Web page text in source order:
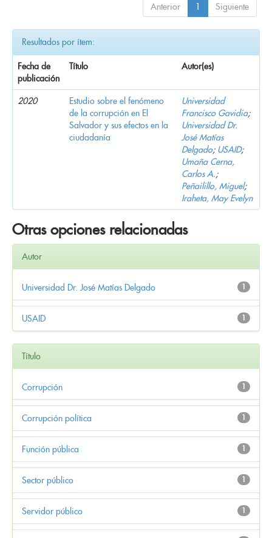
Anterior 1 Siguiente
Resultados por ítem:
Fecha de
publicación
Título Autor(es)
2020
Estudio sobre el fenómeno
de la corrupción en El
Salvador y sus efectos en la
ciudadanía
Universidad
Francisco Gavidia;
Universidad Dr.
José Matías
Delgado; USAID;
Umaña Cerna,
Carlos A.;
Peñailillo, Miguel;
Iraheta, May Evelyn
Otras opciones relacionadas
Autor
1
Universidad Dr. José Matías Delgado
1
USAID
Título
1
Corrupción
1
Corrupción política
1
Función pública
1
Sector público
1
Servidor público